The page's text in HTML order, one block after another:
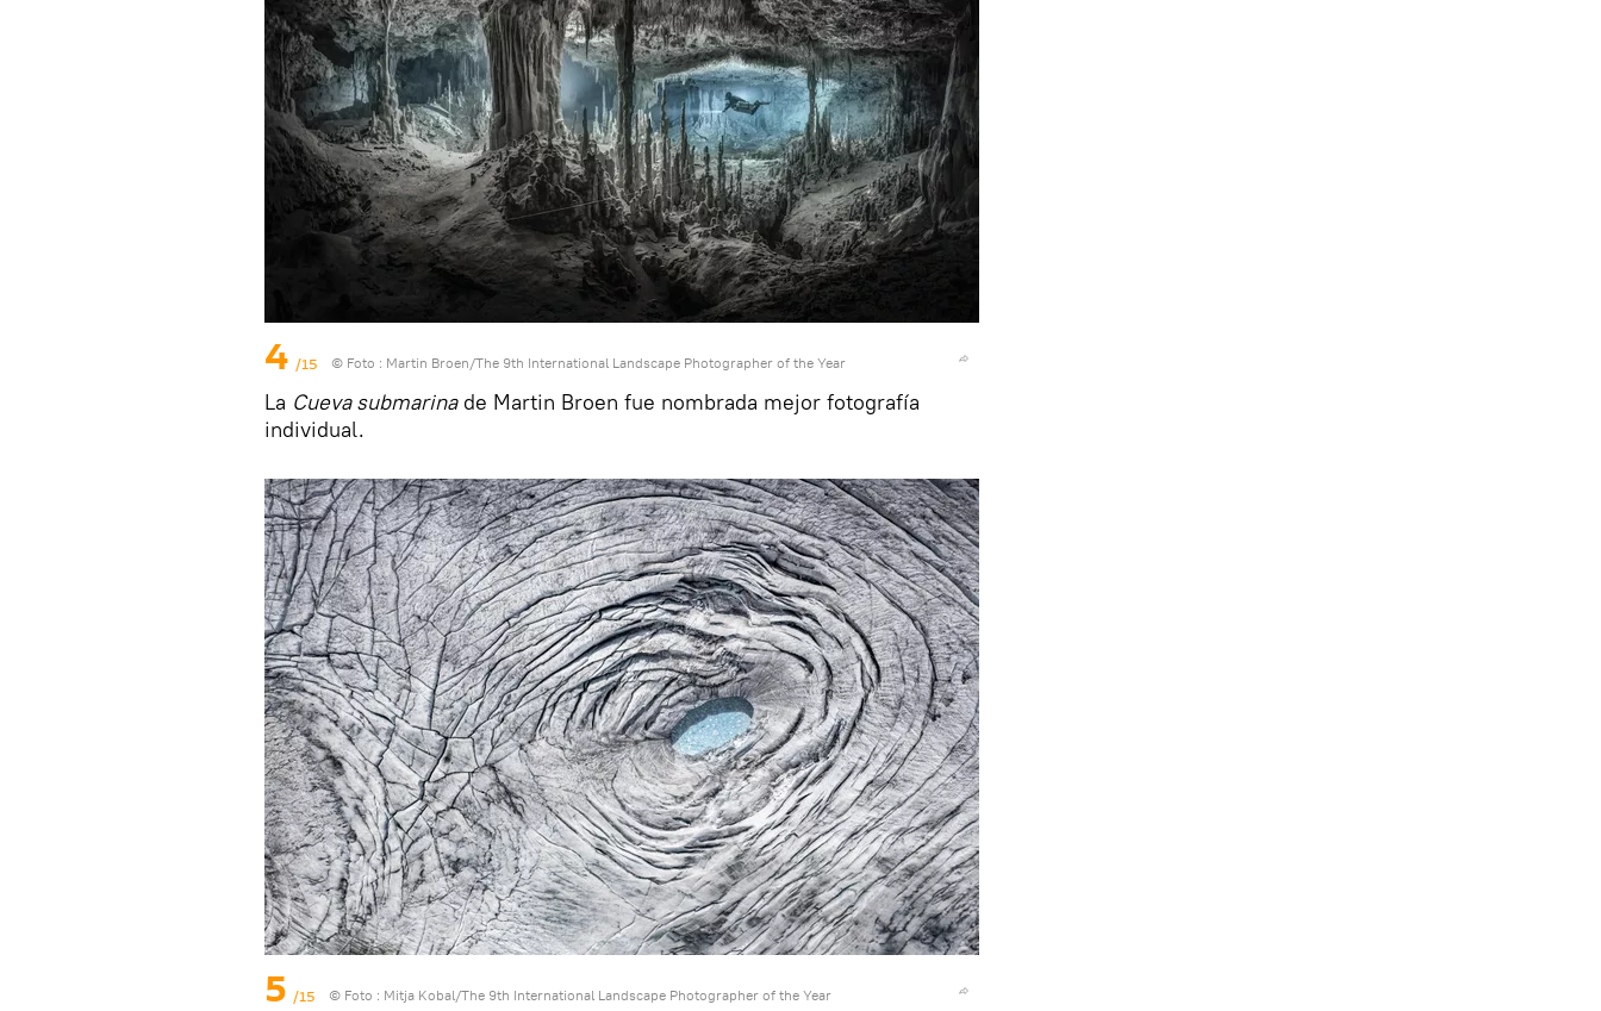
4 /15 © Foto : Martin Broen/The 9th International Landscape Photographer of the Year
La Cueva submarinade Martin Broen fue nombrada mejor fotografía
individual.
5 /15 © Foto : Mitja Kobal/The 9th International Landscape Photographer of the Year